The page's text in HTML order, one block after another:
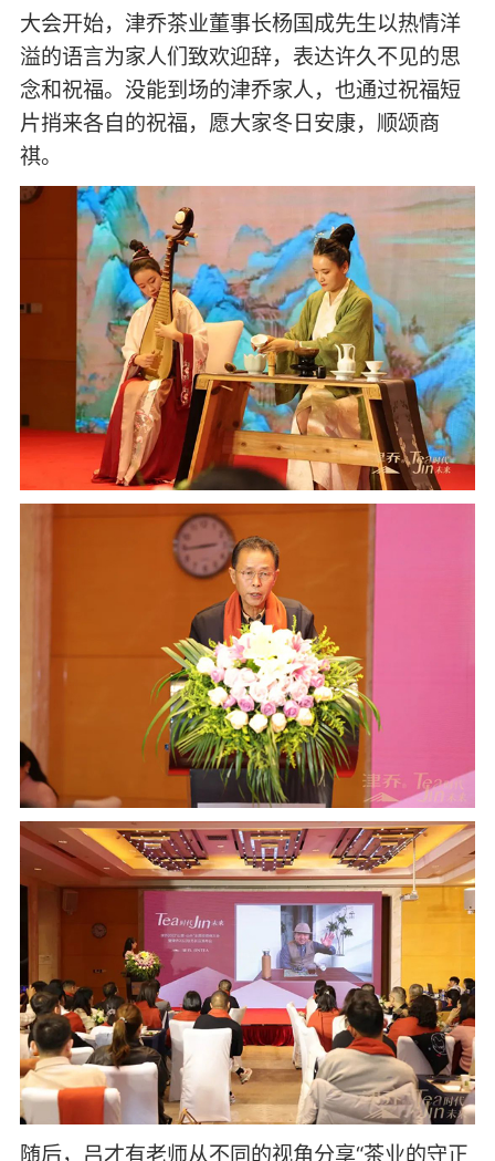
大会开始，津乔茶业董事长杨国成先生以热情洋
溢的语言为家人们致欢迎辞，表达许久不见的思
念和祝福。没能到场的津乔家人，也通过祝福短
片捎来各自的祝福，愿大家冬日安康，顺颂商
祺。
随后，吕才有老师从不同的视角分享“茶业的守正